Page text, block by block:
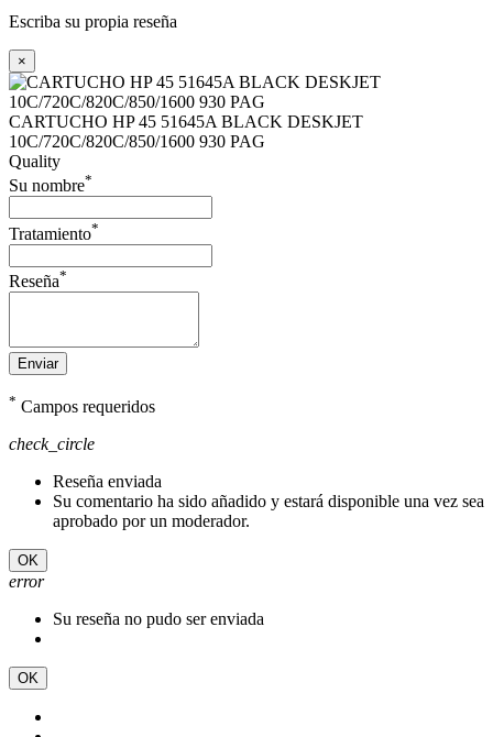
Escriba su propia reseña
×
CARTUCHO HP 45 51645A BLACK DESKJET
10C/720C/820C/850/1600 930 PAG
Quality
Su nombre*
Tratamiento*
Reseña*
Enviar
* Campos requeridos
check_circle
Reseña enviada
Su comentario ha sido añadido y estará disponible una vez sea
aprobado por un moderador.
OK
error
Su reseña no pudo ser enviada
OK